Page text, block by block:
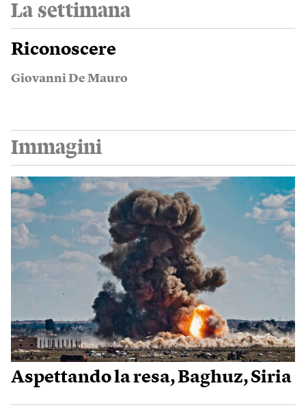
La settimana
Riconoscere
Giovanni De Mauro
Immagini
Aspettando la resa, Baghuz, Siria